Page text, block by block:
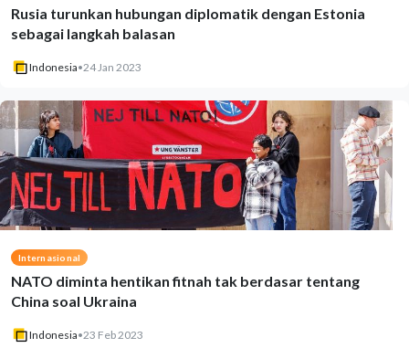
Rusia turunkan hubungan diplomatik dengan Estonia
sebagai langkah balasan
Indonesia•24 Jan 2023
Internasional
NATO diminta hentikan fitnah tak berdasar tentang
China soal Ukraina
Indonesia•23 Feb 2023